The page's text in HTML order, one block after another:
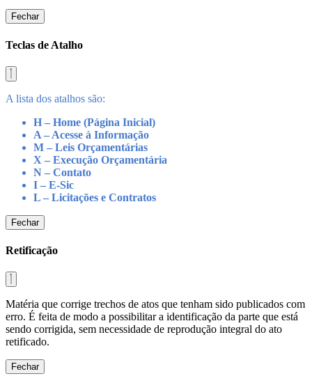
Fechar
Teclas de Atalho
A lista dos atalhos são:
H – Home (Página Inicial)
A – Acesse à Informação
M – Leis Orçamentárias
X – Execução Orçamentária
N – Contato
I – E-Sic
L – Licitações e Contratos
Fechar
Retificação
Matéria que corrige trechos de atos que tenham sido publicados com
erro. É feita de modo a possibilitar a identificação da parte que está
sendo corrigida, sem necessidade de reprodução integral do ato
retificado.
Fechar